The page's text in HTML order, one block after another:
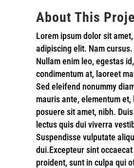
About This
Lorem ipsum dolor sit
adipiscing elit. Nam
Nullam enim leo, egestas id,
condimentum at, laoreet
Sed eleifend nonummy
mauris ante, elementum et,
posuere sit amet, nibh.
lectus quis dui viverra
Suspendisse vulputate
dui.Excepteur sint
proident, sunt in culpa qui